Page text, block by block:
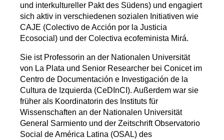
und interkultureller Pakt des Südens) und engagiert
sich aktiv in verschiedenen sozialen Initiativen wie
CAJE (Colectivo de Acción por la Justicia
Ecosocial) und der Colectiva ecofeminista Mirá.
Sie ist Professorin an der Nationalen Universität
von La Plata und Senior Researcher bei Conicet im
Centro de Documentación e Investigación de la
Cultura de Izquierda (CeDInCI). Außerdem war sie
früher als Koordinatorin des Instituts für
Wissenschaften an der Nationalen Universität
General Sarmiento und der Zeitschrift Observatorio
Social de América Latina (OSAL) des